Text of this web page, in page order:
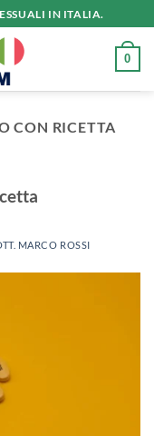
IN ITALIA.
0
CON RICETTA
MARCO ROSSI